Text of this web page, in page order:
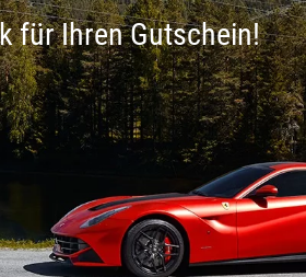
für Ihren Gutschein!